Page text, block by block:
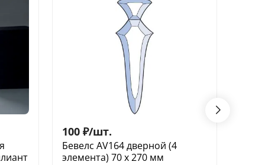
100 ₽/шт.
Бевелс AV164 дверной (4
элемента) 70 х 270 мм